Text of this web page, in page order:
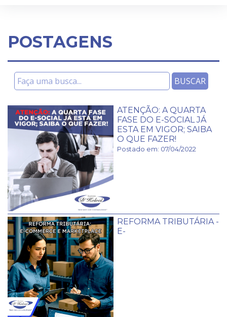
POSTAGENS
ATENÇÃO: A QUARTA
FASE DO E-SOCIAL JÁ
ESTA EM VIGOR; SAIBA
O QUE FAZER!
Postado em: 07/04/2022
REFORMA TRIBUTÁRIA -
E-